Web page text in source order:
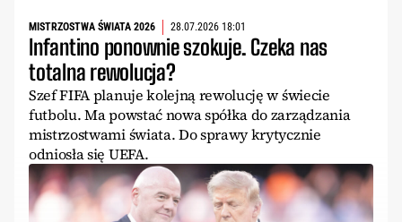
MISTRZOSTWA ŚWIATA 2026 28.07.2026 18:01
Infantino ponownie szokuje. Czeka nas
totalna rewolucja?
Szef FIFA planuje kolejną rewolucję w świecie
futbolu. Ma powstać nowa spółka do zarządzania
mistrzostwami świata. Do sprawy krytycznie
odniosła się UEFA.